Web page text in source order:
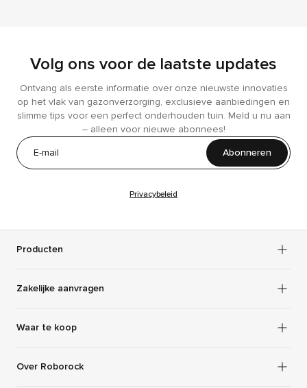
Volg ons voor de laatste updates
Ontvang als eerste informatie over onze nieuwste innovaties
op het vlak van gazonverzorging, exclusieve aanbiedingen en
slimme tips voor een perfect onderhouden tuin. Meld u nu aan
– alleen voor nieuwe abonnees!
Abonneren
Privacybeleid
Producten
Zakelijke aanvragen
Waar te koop
Over Roborock